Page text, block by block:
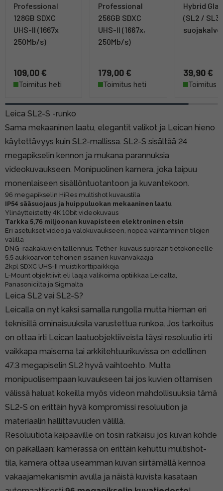
Professional
128GB SDXC
UHS-II (1667x
250Mb/s)
109,00 €
Toimitus heti
Professional
256GB SDXC
UHS-II (1667x,
250Mb/s)
179,00 €
Toimitus heti
Hybrid
(SL2 /
suojakalvo
39,90 €
Toimitus
Leica SL2-S -runko
Sama mekaaninen laatu, elegantit valikot ja Leican hieno
käytettävyys kuin SL2-mallissa. SL2-S sisältää 24
megapikselin kennon ja mukana parannuksia
videokuvaukseen. Monipuolinen kamera, joka taipuu
monenlaiseen sisällöntuotantoon ja kuvantekoon.
96 megapikselin HiRes multishot kuvaustila
IP54 sääsuojaus ja huippuluokan mekaaninen laatu
Ylinäytteistetty 4K 10bit videokuvaus
Tarkka 5,76 miljoonan kuvapisteen elektroninen etsin
Eri asetukset video ja valokuvaukseen, nopea vaihtaminen tilojen
välillä
DNG-raakakuvien tallennus, Tether-kuvaus suoraan tietokoneelle
5,5 aukkoarvon tehoinen sisäinen kuvanvakaaja
2kpl SDXC UHS-II muistikorttipaikkoja
L-Mount objektiivit eli laaja valikoima optiikkaa Leicalta,
Panasonicilta ja Sigmalta
Leica SL2 vai SL2-S?
Leicalla on nyt kaksi samalla rungolla mutta hieman eri
teknisillä ominaisuuksila varustettua runkoa. Jos tarkoitus
on ottaa irti Leican laatuobjektiiveista täysi resoluutio irti
vaikkapa maisema tai arkkitehtuurikuvissa on edellinen
47.3 megapiselin SL2 hyvä vaihtoehto. Mutta
monipuolisempaan kuvaukseen tai jos kuvien ottamisen
välissä haluat kokeilla myös videon mahdollisuuksia tämä
SL2-S on erittäin hyvä kompromissi resoluution ja
materiaalin hallittavuuden välillä.
Resoluutiota kaipaaville on tosin ratkaisu jos kuvan kohde
on paikallaan: kamerassa on erittäin kehuttu multishot-
tila, kamera ottaa useamman kuvan siirtämällä kennoa
vakaajamekanismin avulla ja näistä kuvista kasataan